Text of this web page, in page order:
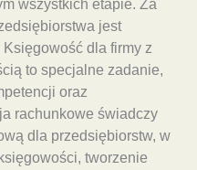
wszystkich etapie. Za
jest
dla firmy z
to specjalne zadanie,
oraz
rachunkowe świadczy
dla przedsiębiorstw, w
tworzenie